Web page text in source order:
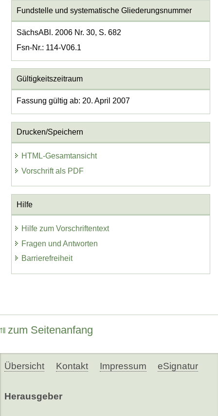
Fundstelle und systematische Gliederungsnummer
SächsABl. 2006 Nr. 30, S. 682
Fsn-Nr.: 114-V06.1
Gültigkeitszeitraum
Fassung gültig ab: 20. April 2007
Drucken/Speichern
HTML-Gesamtansicht
Vorschrift als PDF
Hilfe
Hilfe zum Vorschriftentext
Fragen und Antworten
Barrierefreiheit
zum Seitenanfang
Übersicht Kontakt Impressum eSignatur
Herausgeber